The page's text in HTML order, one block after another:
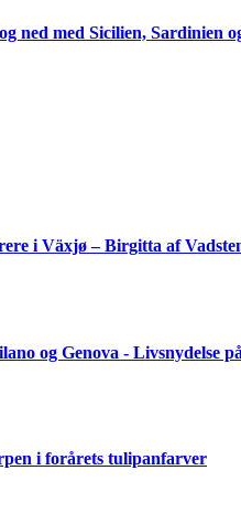
med Sicilien, Sardinien
i Växjø – Birgitta af
og Genova - Livsnydelse
i forårets tulipanfarver